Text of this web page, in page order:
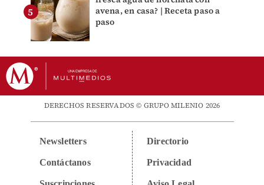
avena, en casa? | Receta paso a
paso
DERECHOS RESERVADOS © GRUPO MILENIO 2026
Newsletters
Contáctanos
Directorio
Privacidad